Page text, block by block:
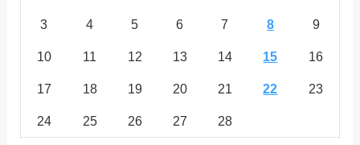
3 4 5 6 7 8 9
10 11 12 13 14 15 16
17 18 19 20 21 22 23
24 25 26 27 28